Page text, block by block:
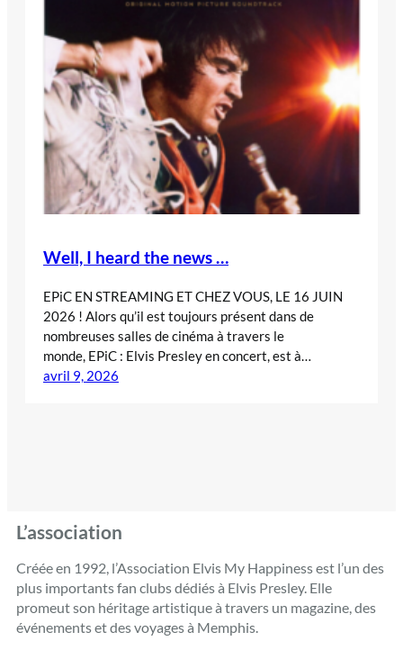
Well, I heard the news …
EPiC EN STREAMING ET CHEZ VOUS, LE 16 JUIN
2026 ! Alors qu’il est toujours présent dans de
nombreuses salles de cinéma à travers le
monde, EPiC : Elvis Presley en concert, est à…
avril 9, 2026
L’association
Créée en 1992, l’Association Elvis My Happiness est l’un des
plus importants fan clubs dédiés à Elvis Presley. Elle
promeut son héritage artistique à travers un magazine, des
événements et des voyages à Memphis.